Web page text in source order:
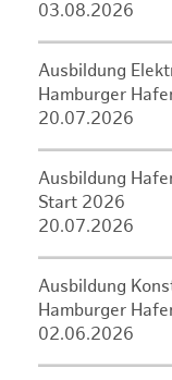
03.08.2026
Ausbildung
Hamburger
20.07.2026
Ausbildung
Start 2026
20.07.2026
Ausbildung
Hamburger
02.06.2026